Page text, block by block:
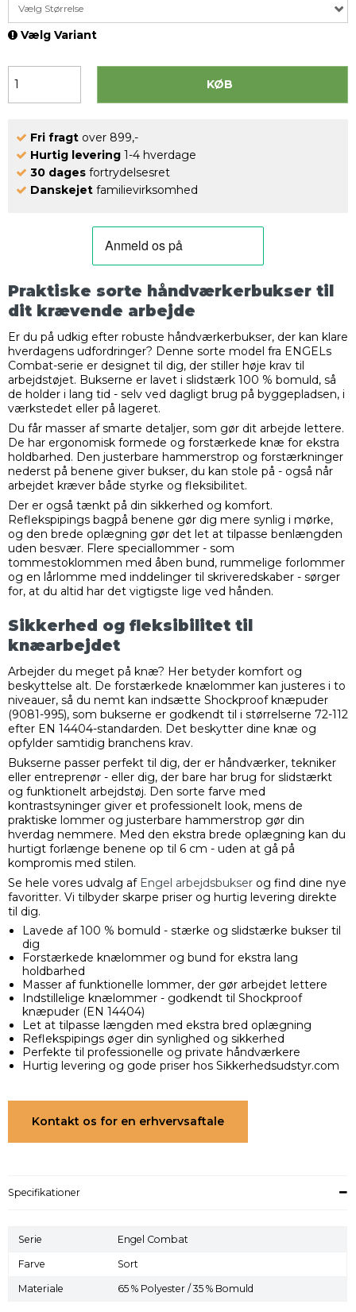
Vælg Størrelse
Vælg Variant
KØB
Fri fragt over 899,-
Hurtig levering 1-4 hverdage
30 dages fortrydelsesret
Danskejet familievirksomhed
Praktiske sorte håndværkerbukser til
dit krævende arbejde
Er du på udkig efter robuste håndværkerbukser, der kan klare
hverdagens udfordringer? Denne sorte model fra ENGELs
Combat-serie er designet til dig, der stiller høje krav til
arbejdstøjet. Bukserne er lavet i slidstærk 100 % bomuld, så
de holder i lang tid - selv ved dagligt brug på byggepladsen, i
værkstedet eller på lageret.
Du får masser af smarte detaljer, som gør dit arbejde lettere.
De har ergonomisk formede og forstærkede knæ for ekstra
holdbarhed. Den justerbare hammerstrop og forstærkninger
nederst på benene giver bukser, du kan stole på - også når
arbejdet kræver både styrke og fleksibilitet.
Der er også tænkt på din sikkerhed og komfort.
Reflekspipings bagpå benene gør dig mere synlig i mørke,
og den brede oplægning gør det let at tilpasse benlængden
uden besvær. Flere speciallommer - som
tommestoklommen med åben bund, rummelige forlommer
og en lårlomme med inddelinger til skriveredskaber - sørger
for, at du altid har det vigtigste lige ved hånden.
Sikkerhed og fleksibilitet til
knæarbejdet
Arbejder du meget på knæ? Her betyder komfort og
beskyttelse alt. De forstærkede knælommer kan justeres i to
niveauer, så du nemt kan indsætte Shockproof knæpuder
(9081-995), som bukserne er godkendt til i størrelserne 72-112
efter EN 14404-standarden. Det beskytter dine knæ og
opfylder samtidig branchens krav.
Bukserne passer perfekt til dig, der er håndværker, tekniker
eller entreprenør - eller dig, der bare har brug for slidstærkt
og funktionelt arbejdstøj. Den sorte farve med
kontrastsyninger giver et professionelt look, mens de
praktiske lommer og justerbare hammerstrop gør din
hverdag nemmere. Med den ekstra brede oplægning kan du
hurtigt forlænge benene op til 6 cm - uden at gå på
kompromis med stilen.
Se hele vores udvalg af Engel arbejdsbukser og find dine nye
favoritter. Vi tilbyder skarpe priser og hurtig levering direkte
til dig.
Lavede af 100 % bomuld - stærke og slidstærke bukser til
dig
Forstærkede knælommer og bund for ekstra lang
holdbarhed
Masser af funktionelle lommer, der gør arbejdet lettere
Indstillelige knælommer - godkendt til Shockproof
knæpuder (EN 14404)
Let at tilpasse længden med ekstra bred oplægning
Reflekspipings øger din synlighed og sikkerhed
Perfekte til professionelle og private håndværkere
Hurtig levering og gode priser hos Sikkerhedsudstyr.com
Kontakt os for en erhvervsaftale
Specifikationer
Serie Engel Combat
Farve Sort
Materiale 65 % Polyester / 35 % Bomuld